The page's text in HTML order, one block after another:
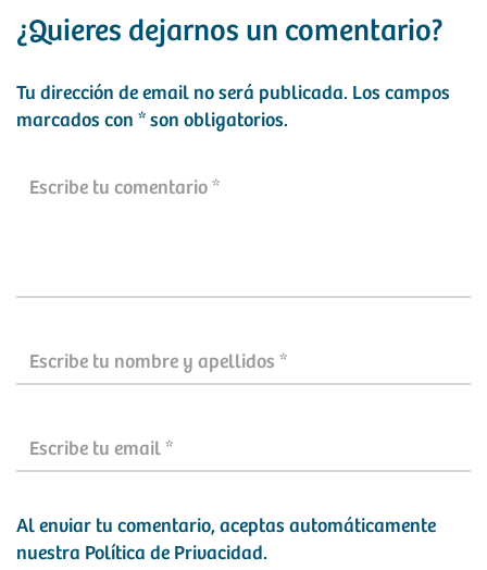
¿Quieres dejarnos un comentario?
Tu dirección de email no será publicada. Los campos
marcados con * son obligatorios.
Al enviar tu comentario, aceptas automáticamente
nuestra Política de Privacidad.